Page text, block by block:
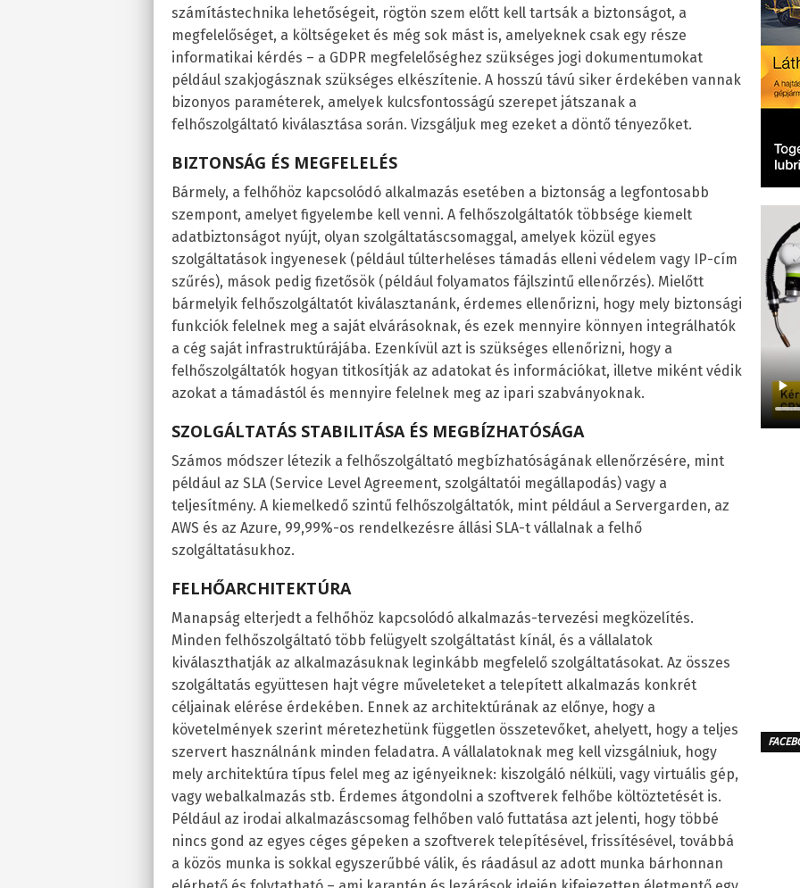
számítástechnika lehetőségeit, rögtön szem előtt kell tartsák a biztonságot, a
megfelelőséget, a költségeket és még sok mást is, amelyeknek csak egy része
informatikai kérdés – a GDPR megfelelőséghez szükséges jogi dokumentumokat
például szakjogásznak szükséges elkészítenie. A hosszú távú siker érdekében vannak
bizonyos paraméterek, amelyek kulcsfontosságú szerepet játszanak a
felhőszolgáltató kiválasztása során. Vizsgáljuk meg ezeket a döntő tényezőket.
BIZTONSÁG ÉS MEGFELELÉS
Bármely, a felhőhöz kapcsolódó alkalmazás esetében a biztonság a legfontosabb
szempont, amelyet figyelembe kell venni. A felhőszolgáltatók többsége kiemelt
adatbiztonságot nyújt, olyan szolgáltatáscsomaggal, amelyek közül egyes
szolgáltatások ingyenesek (például túlterheléses támadás elleni védelem vagy IP-cím
szűrés), mások pedig fizetősök (például folyamatos fájlszintű ellenőrzés). Mielőtt
bármelyik felhőszolgáltatót kiválasztanánk, érdemes ellenőrizni, hogy mely biztonsági
funkciók felelnek meg a saját elvárásoknak, és ezek mennyire könnyen integrálhatók
a cég saját infrastruktúrájába. Ezenkívül azt is szükséges ellenőrizni, hogy a
felhőszolgáltatók hogyan titkosítják az adatokat és információkat, illetve miként védik
azokat a támadástól és mennyire felelnek meg az ipari szabványoknak.
SZOLGÁLTATÁS STABILITÁSA ÉS MEGBÍZHATÓSÁGA
Számos módszer létezik a felhőszolgáltató megbízhatóságának ellenőrzésére, mint
például az SLA (Service Level Agreement, szolgáltatói megállapodás) vagy a
teljesítmény. A kiemelkedő szintű felhőszolgáltatók, mint például a Servergarden, az
AWS és az Azure, 99,99%-os rendelkezésre állási SLA-t vállalnak a felhő
szolgáltatásukhoz.
FELHŐARCHITEKTÚRA
Manapság elterjedt a felhőhöz kapcsolódó alkalmazás-tervezési megközelítés.
Minden felhőszolgáltató több felügyelt szolgáltatást kínál, és a vállalatok
kiválaszthatják az alkalmazásuknak leginkább megfelelő szolgáltatásokat. Az összes
szolgáltatás együttesen hajt végre műveleteket a telepített alkalmazás konkrét
céljainak elérése érdekében. Ennek az architektúrának az előnye, hogy a
követelmények szerint méretezhetünk független összetevőket, ahelyett, hogy a teljes
szervert használnánk minden feladatra. A vállalatoknak meg kell vizsgálniuk, hogy
mely architektúra típus felel meg az igényeiknek: kiszolgáló nélküli, vagy virtuális gép,
vagy webalkalmazás stb. Érdemes átgondolni a szoftverek felhőbe költöztetését is.
Például az irodai alkalmazáscsomag felhőben való futtatása azt jelenti, hogy többé
nincs gond az egyes céges gépeken a szoftverek telepítésével, frissítésével, továbbá
a közös munka is sokkal egyszerűbbé válik, és ráadásul az adott munka bárhonnan